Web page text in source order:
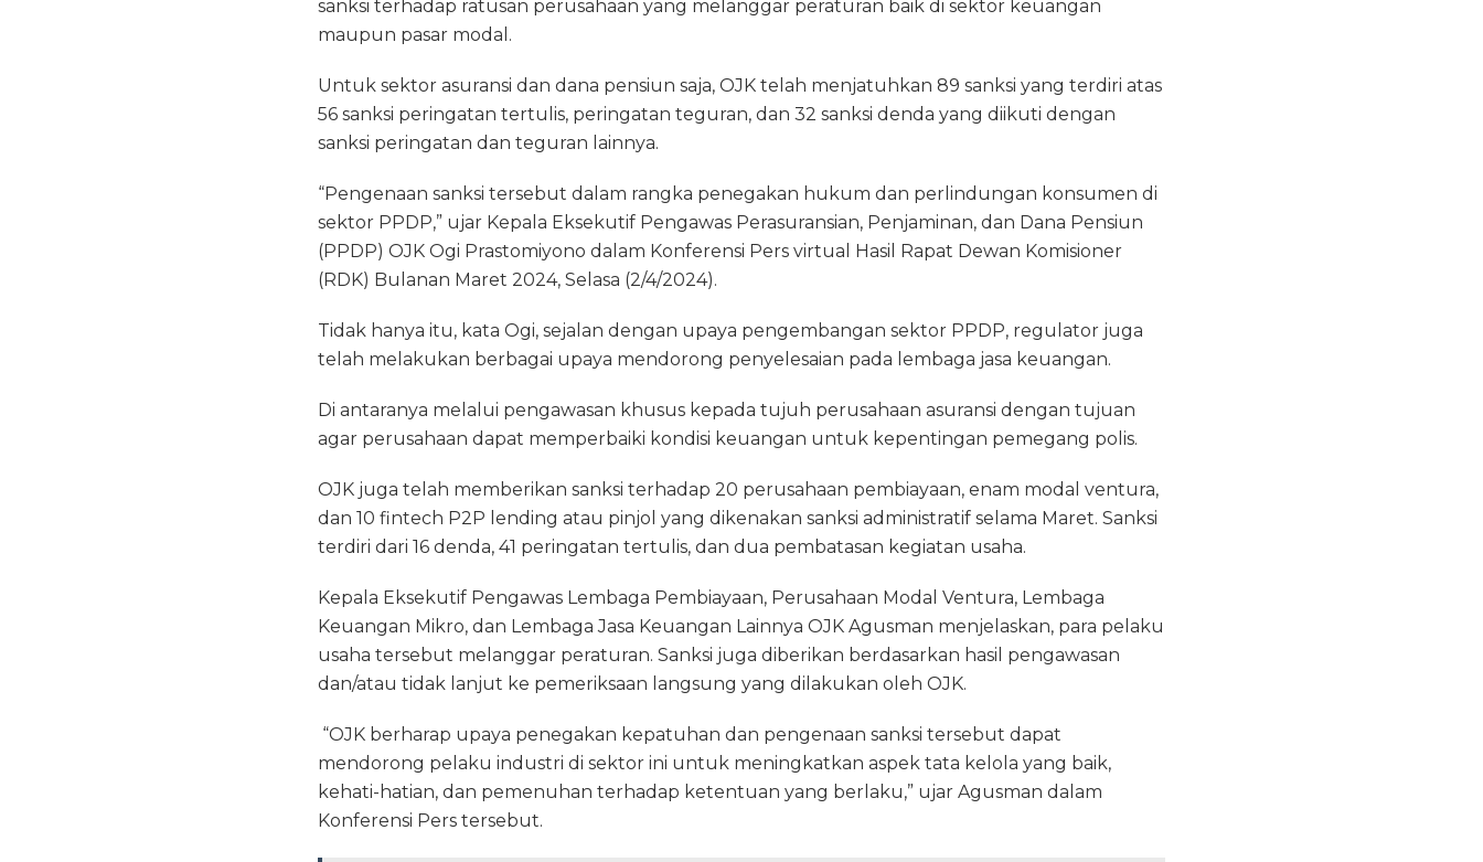
e
o
o
te ts
p
p
g
m
a
s
sanksi terhadap ratusan perusahaan yang melanggar peraturan baik di sektor keuangan
maupun pasar modal.
Untuk sektor asuransi dan dana pensiun saja, OJK telah menjatuhkan 89 sanksi yang terdiri atas
56 sanksi peringatan tertulis, peringatan teguran, dan 32 sanksi denda yang diikuti dengan
sanksi peringatan dan teguran lainnya.
“Pengenaan sanksi tersebut dalam rangka penegakan hukum dan perlindungan konsumen di
sektor PPDP,” ujar Kepala Eksekutif Pengawas Perasuransian, Penjaminan, dan Dana Pensiun
(PPDP) OJK Ogi Prastomiyono dalam Konferensi Pers virtual Hasil Rapat Dewan Komisioner
(RDK) Bulanan Maret 2024, Selasa (2/4/2024).
Tidak hanya itu, kata Ogi, sejalan dengan upaya pengembangan sektor PPDP, regulator juga
telah melakukan berbagai upaya mendorong penyelesaian pada lembaga jasa keuangan.
Di antaranya melalui pengawasan khusus kepada tujuh perusahaan asuransi dengan tujuan
agar perusahaan dapat memperbaiki kondisi keuangan untuk kepentingan pemegang polis.
OJK juga telah memberikan sanksi terhadap 20 perusahaan pembiayaan, enam modal ventura,
dan 10 fintech P2P lending atau pinjol yang dikenakan sanksi administratif selama Maret. Sanksi
terdiri dari 16 denda, 41 peringatan tertulis, dan dua pembatasan kegiatan usaha.
Kepala Eksekutif Pengawas Lembaga Pembiayaan, Perusahaan Modal Ventura, Lembaga
Keuangan Mikro, dan Lembaga Jasa Keuangan Lainnya OJK Agusman menjelaskan, para pelaku
usaha tersebut melanggar peraturan. Sanksi juga diberikan berdasarkan hasil pengawasan
dan/atau tidak lanjut ke pemeriksaan langsung yang dilakukan oleh OJK.
“OJK berharap upaya penegakan kepatuhan dan pengenaan sanksi tersebut dapat
mendorong pelaku industri di sektor ini untuk meningkatkan aspek tata kelola yang baik,
kehati-hatian, dan pemenuhan terhadap ketentuan yang berlaku,” ujar Agusman dalam
Konferensi Pers tersebut.